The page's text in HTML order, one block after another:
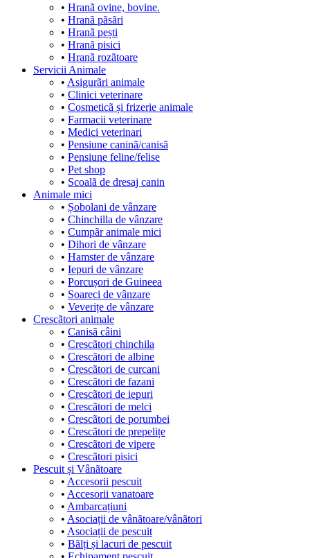
• Hranã ovine, bovine.
• Hranã pãsãri
• Hranã pești
• Hranã pisici
• Hranã rozãtoare
Servicii Animale
• Asigurãri animale
• Clinici veterinare
• Cosmeticã și frizerie animale
• Farmacii veterinare
• Medici veterinari
• Pensiune caninã/canisã
• Pensiune feline/felise
• Pet shop
• Scoalã de dresaj canin
Animale mici
• Șobolani de vânzare
• Chinchilla de vânzare
• Cumpãr animale mici
• Dihori de vânzare
• Hamster de vânzare
• Iepuri de vânzare
• Porcușori de Guineea
• Soareci de vânzare
• Veverițe de vânzare
Crescãtori animale
• Canisã câini
• Crescãtori chinchila
• Crescãtori de albine
• Crescãtori de curcani
• Crescãtori de fazani
• Crescãtori de iepuri
• Crescãtori de melci
• Crescãtori de porumbei
• Crescãtori de prepelițe
• Crescãtori de vipere
• Crescãtori pisici
Pescuit și Vânãtoare
• Accesorii pescuit
• Accesorii vanatoare
• Ambarcațiuni
• Asociații de vânãtoare/vânãtori
• Asociații de pescuit
• Bãlți și lacuri de pescuit